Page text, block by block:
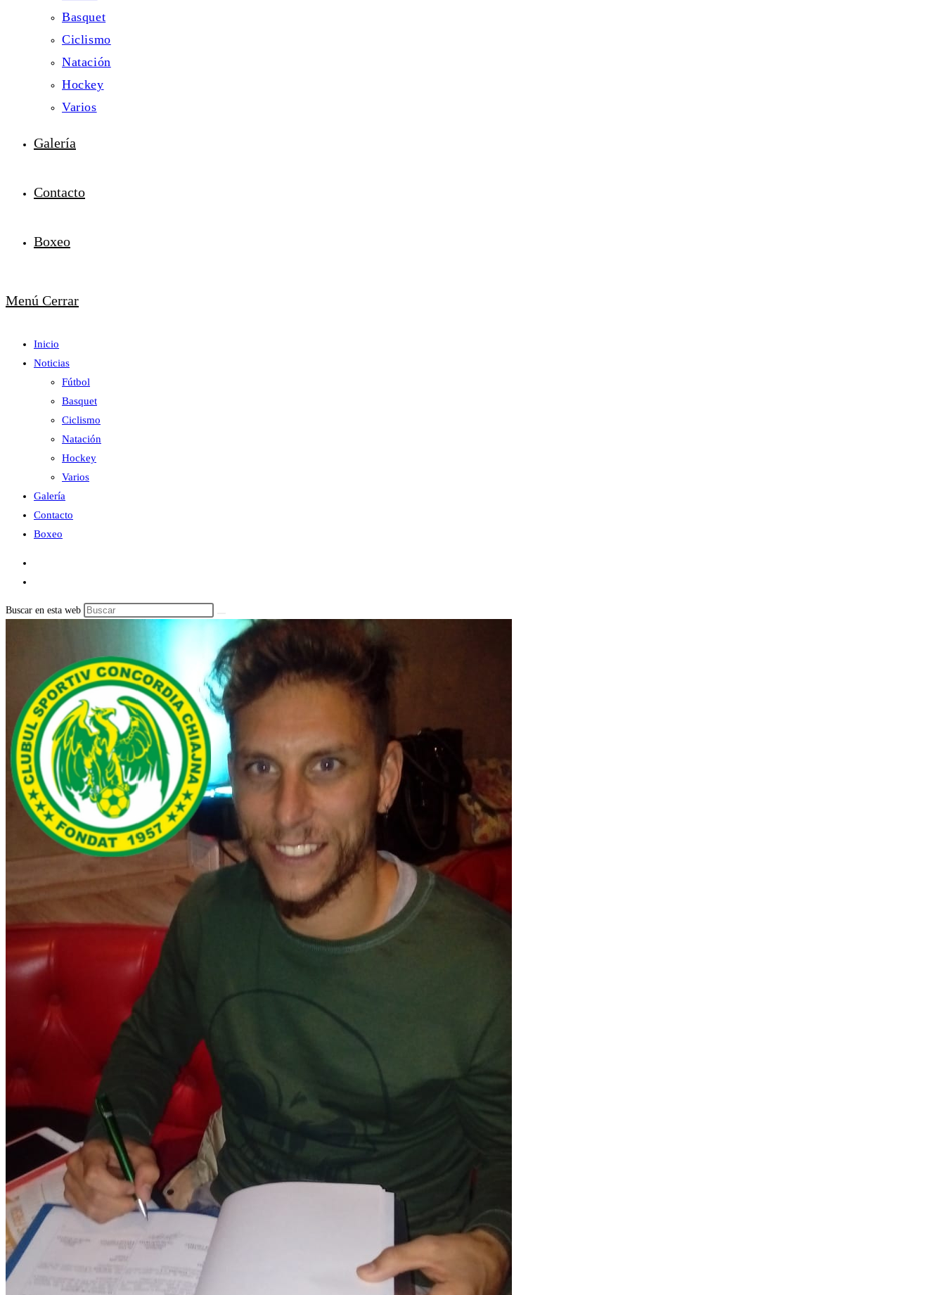
Basquet
Ciclismo
Natación
Hockey
Varios
Galería
Contacto
Boxeo
Menú Cerrar
Inicio
Noticias
Fútbol
Basquet
Ciclismo
Natación
Hockey
Varios
Galería
Contacto
Boxeo
Buscar en esta web